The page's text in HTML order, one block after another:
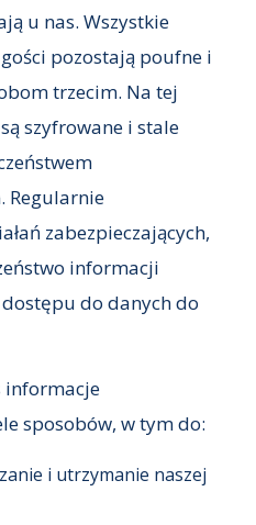
u nas. Wszystkie
pozostają poufne i
trzecim. Na tej
szyfrowane i stale
Regularnie
zabezpieczających,
informacji
do danych do
informacje
sposobów, w tym do:
i utrzymanie naszej